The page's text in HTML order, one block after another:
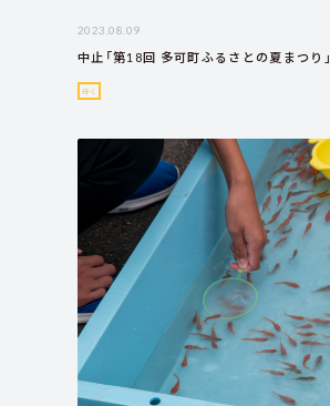
2023.08.09
中止「第18回 多可町ふるさとの夏まつり」
行く